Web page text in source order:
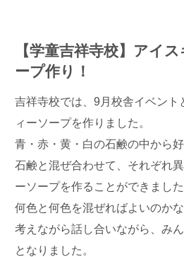
【学童吉祥寺校】アイ
ープ作り！
吉祥寺校では、9月校舎イベント
ィーソープを作りました。
青・赤・黄・白の石鹸の中から
石鹸と混ぜ合わせて、それぞれ
ーソープを作ることができました
何色と何色を混ぜればよいのか
考えながら話し合いながら、み
となりました。